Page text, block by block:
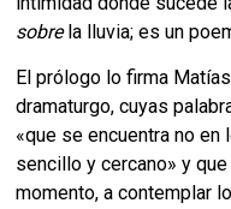
sobrela lluvia; es un
El prólogo lo firma
dramaturgo, cuyas
«que se encuentra no
sencillo y cercano» y
momento, a contemplar